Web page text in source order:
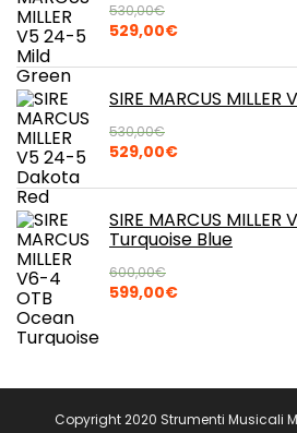
530,00€
Il
originale
era:
530,00€.
529,00€Il
attuale
è:
529,00€.
SIRE MARCUS
530,00€
Il
originale
era:
530,00€.
529,00€Il
attuale
è:
529,00€.
SIRE MARCUS
Turquoise Blue
600,00€
Il599,00€Il
Copyright 2020 Strumenti Musicali